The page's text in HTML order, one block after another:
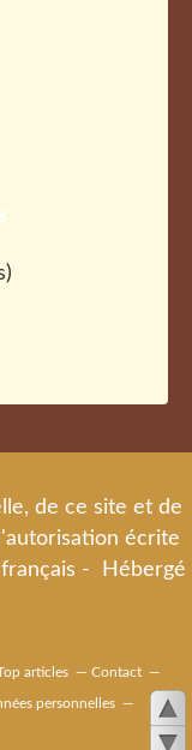
de ce site et de
écrite
- Hébergé
articles Contact
personnelles